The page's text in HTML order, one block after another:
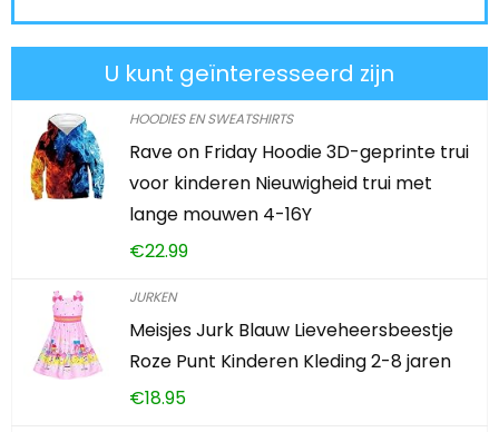
U kunt geïnteresseerd zijn
HOODIES EN SWEATSHIRTS
Rave on Friday Hoodie 3D-geprinte trui
voor kinderen Nieuwigheid trui met
lange mouwen 4-16Y
€22.99
JURKEN
Meisjes Jurk Blauw Lieveheersbeestje
Roze Punt Kinderen Kleding 2-8 jaren
€18.95